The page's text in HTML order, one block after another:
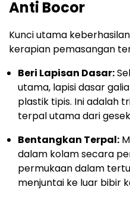
Anti Bocor
Kunci utama
kerapian pemasangan
Beri Lapisan Dasar:
utama, lapisi dasar
plastik tipis. Ini adalah
terpal utama dari
Bentangkan Terpal:
dalam kolam secara
permukaan dalam
menjuntai ke luar bibir